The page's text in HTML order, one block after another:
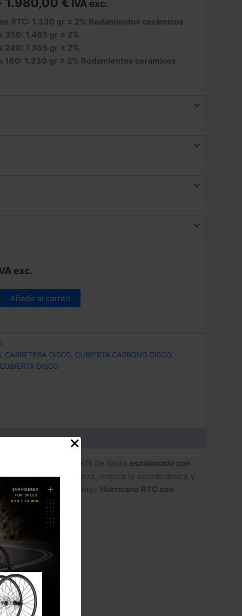
de
precios:
desde
IVA exc.
RTC: 1.330 gr ± 2% Rodamientos cerámicos
350: 1.465 gr ± 2%
240: 1.365 gr ± 2%
180: 1.330 gr ± 2% Rodamientos cerámicos
exc.
Añadir al carrito
CARRETERA DISCO CUBIERTA CARBONO DISCO
DISCO
terreno. Su perfil de llanta escalonado con
Hookless y su ligereza, mejora la aerodinámica y
la rodadura. El buje Hurricane RTC con